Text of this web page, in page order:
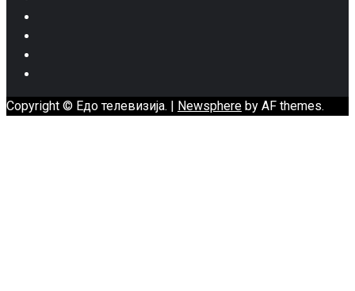
Copyright © Едо телевизија. Newsphere by AF themes.